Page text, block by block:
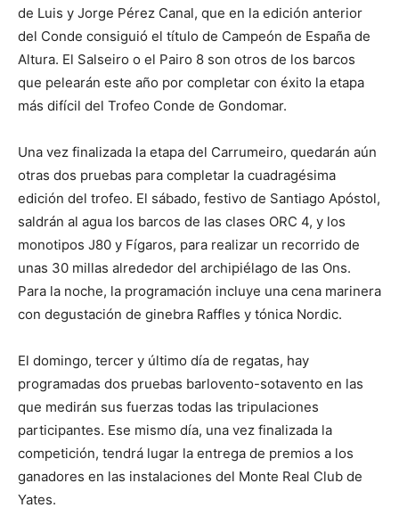
de Luis y Jorge Pérez Canal, que en la edición anterior
del Conde consiguió el título de Campeón de España de
Altura. El Salseiro o el Pairo 8 son otros de los barcos
que pelearán este año por completar con éxito la etapa
más difícil del Trofeo Conde de Gondomar.
Una vez finalizada la etapa del Carrumeiro, quedarán aún
otras dos pruebas para completar la cuadragésima
edición del trofeo. El sábado, festivo de Santiago Apóstol,
saldrán al agua los barcos de las clases ORC 4, y los
monotipos J80 y Fígaros, para realizar un recorrido de
unas 30 millas alrededor del archipiélago de las Ons.
Para la noche, la programación incluye una cena marinera
con degustación de ginebra Raffles y tónica Nordic.
El domingo, tercer y último día de regatas, hay
programadas dos pruebas barlovento-sotavento en las
que medirán sus fuerzas todas las tripulaciones
participantes. Ese mismo día, una vez finalizada la
competición, tendrá lugar la entrega de premios a los
ganadores en las instalaciones del Monte Real Club de
Yates.